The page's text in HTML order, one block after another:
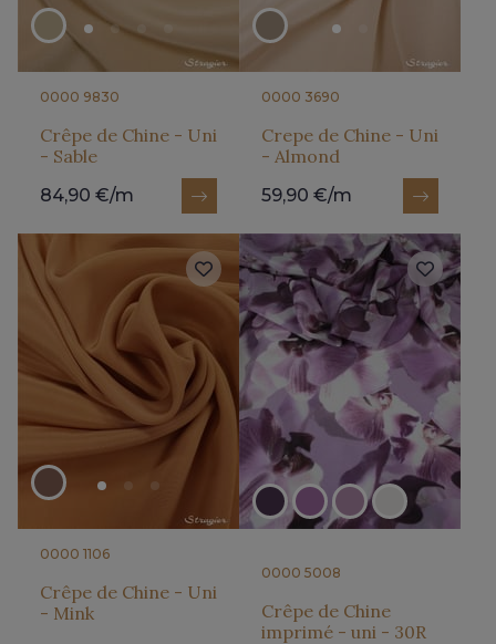
0000 9830
Crêpe de Chine - Uni
- Sable
84,90 €/m
0000 3690
Crepe de Chine - Uni
- Almond
59,90 €/m
0000 1106
Crêpe de Chine - Uni
- Mink
0000 5008
Crêpe de Chine
imprimé - uni - 30R